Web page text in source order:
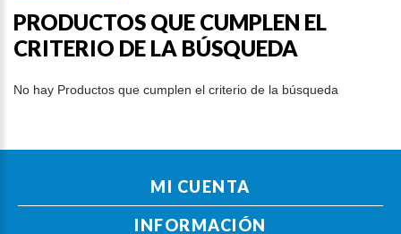
PRODUCTOS QUE CUMPLEN EL
CRITERIO DE LA BÚSQUEDA
No hay Productos que cumplen el criterio de la búsqueda
MI CUENTA
INFORMACIÓN